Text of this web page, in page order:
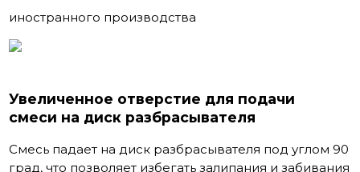
иностранного производства
Увеличенное отверстие для подачи
смеси на диск разбрасывателя
Смесь падает на диск разбрасывателя под углом 90
град, что позволяет избегать залипания и забивания